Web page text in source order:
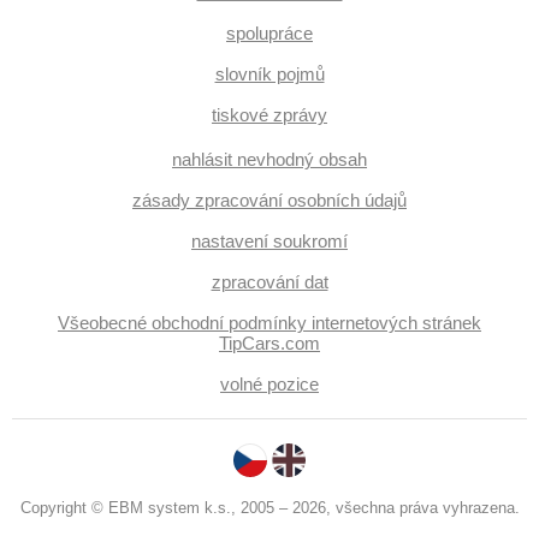
spolupráce
slovník pojmů
tiskové zprávy
nahlásit nevhodný obsah
zásady zpracování osobních údajů
nastavení soukromí
zpracování dat
Všeobecné obchodní podmínky internetových stránek
TipCars.com
volné pozice
Copyright © EBM system k.s., 2005 – 2026, všechna práva vyhrazena.